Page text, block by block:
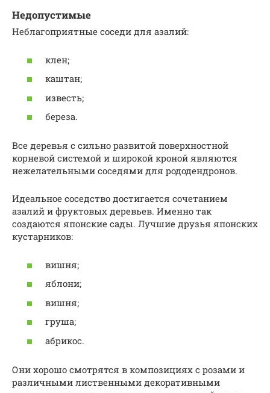
Недопустимые
Неблагоприятные соседи для азалий:
клен;
каштан;
известь;
береза.
Все деревья с сильно развитой поверхностной
корневой системой и широкой кроной являются
нежелательными соседями для рододендронов.
Идеальное соседство достигается сочетанием
азалий и фруктовых деревьев. Именно так
создаются японские сады. Лучшие друзья японских
кустарников:
вишня;
яблони;
вишня;
груша;
абрикос.
Они хорошо смотрятся в композициях с розами и
различными лиственными декоративными